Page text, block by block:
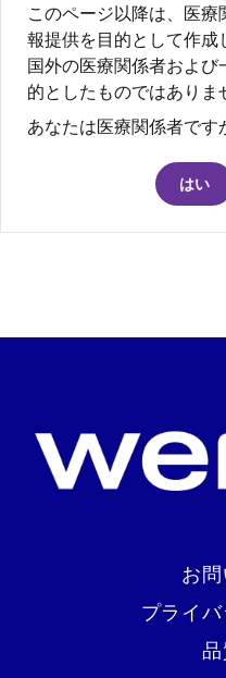
このページ以降は、医
報提供を目的として作成
国外の医療関係者および
的としたものではありま
あなたは医療関係者です
はい
お
プライ